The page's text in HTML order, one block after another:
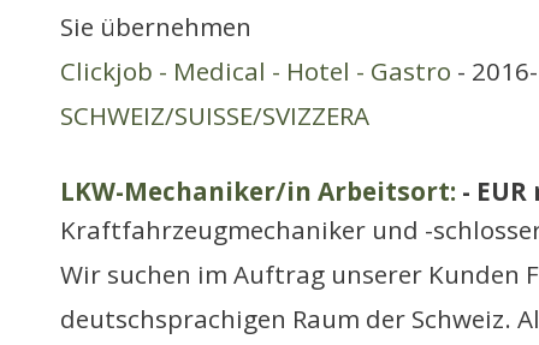
Sie übernehmen
Clickjob - Medical - Hotel - Gastro -
SCHWEIZ/SUISSE/SVIZZERA
LKW-Mechaniker/in Arbeitsort: -
Kraftfahrzeugmechaniker und -
Wir suchen im Auftrag unserer Kunden
deutschsprachigen Raum der Schweiz.